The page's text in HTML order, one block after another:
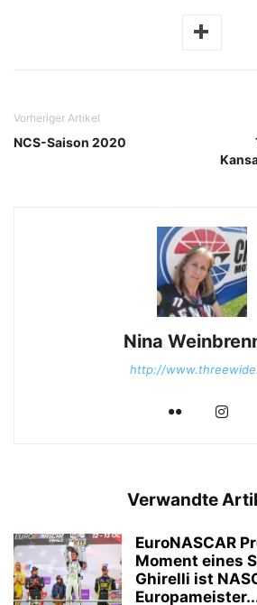
Vorheriger Artikel
NCS-Saison 2020
Nina
http://
Verwandte
EuroNASCAR
Moment eines
Ghirelli ist